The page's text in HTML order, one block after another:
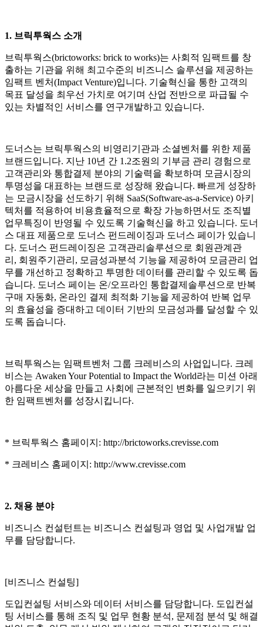
1. 브릭투웍스 소개
브릭투웍스(brictoworks: brick to works)는 사회적 임팩트를 창
출하는 기관을 위해 최고수준의 비즈니스 솔루션을 제공하는
임팩트 벤처(Impact Venture)입니다. 기술혁신을 통한 고객의
목표 달성을 최우선 가치로 여기며 산업 전반으로 파급될 수
있는 차별적인 서비스를 연구개발하고 있습니다.
도너스는 브릭투웍스의 비영리기관과 소셜벤처를 위한 제품
브랜드입니다. 지난 10년 간 1.2조원의 기부금 관리 경험으로
고객관리와 통합결제 분야의 기술력을 확보하며 모금시장의
투명성을 대표하는 브랜드로 성장해 왔습니다. 빠르게 성장하
는 모금시장을 선도하기 위해 SaaS(Software-as-a-Service) 아키
텍처를 적용하여 비용효율적으로 확장 가능하면서도 조직별
업무특징이 반영될 수 있도록 기술혁신을 하고 있습니다. 도너
스 대표 제품으로 도너스 펀드레이징과 도너스 페이가 있습니
다. 도너스 펀드레이징은 고객관리솔루션으로 회원관계관
리, 회원주기관리, 모금성과분석 기능을 제공하여 모금관리 업
무를 개선하고 정확하고 투명한 데이터를 관리할 수 있도록 돕
습니다. 도너스 페이는 온/오프라인 통합결제솔루션으로 반복
구매 자동화, 온라인 결제 최적화 기능을 제공하여 반복 업무
의 효율성을 증대하고 데이터 기반의 모금성과를 달성할 수 있
도록 돕습니다.
브릭투웍스는 임팩트벤처 그룹 크레비스의 사업입니다. 크레
비스는 Awaken Your Potential to Impact the World라는 미션 아래
아름다운 세상을 만들고 사회에 근본적인 변화를 일으키기 위
한 임팩트벤처를 성장시킵니다.
* 브릭투웍스 홈페이지: http://brictoworks.crevisse.com
* 크레비스 홈페이지: http://www.crevisse.com
2. 채용 분야
비즈니스 컨설턴트는 비즈니스 컨설팅과 영업 및 사업개발 업
무를 담당합니다.
[비즈니스 컨설팅]
도입컨설팅 서비스와 데이터 서비스를 담당합니다. 도입컨설
팅 서비스를 통해 조직 및 업무 현황 분석, 문제점 분석 및 해결